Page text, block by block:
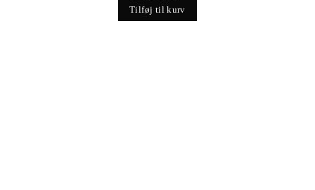
Tilføj til kurv